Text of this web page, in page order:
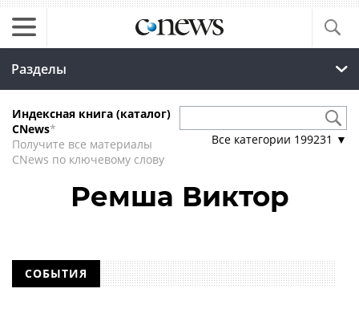
Разделы
Индексная книга (каталог)
CNews*
Получите все материалы
CNews по ключевому слову
Все категории 199231 ▼
Ремша Виктор
СОБЫТИЯ